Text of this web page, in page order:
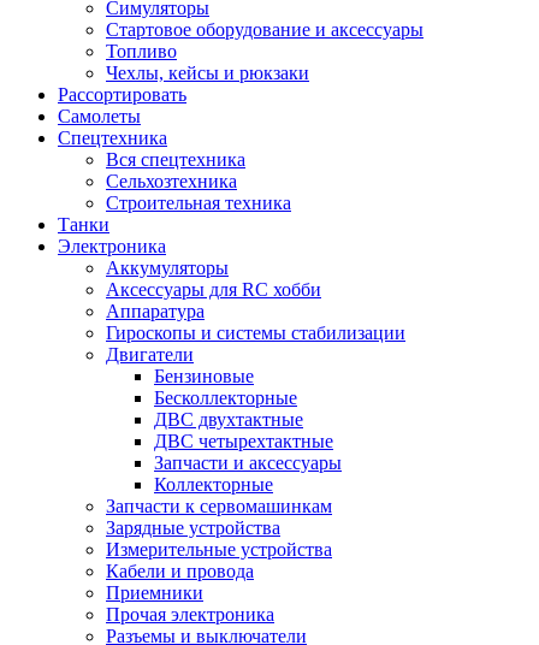
Симуляторы
Стартовое оборудование и аксессуары
Топливо
Чехлы, кейсы и рюкзаки
Рассортировать
Самолеты
Спецтехника
Вся спецтехника
Сельхозтехника
Строительная техника
Танки
Электроника
Аккумуляторы
Аксессуары для RC хобби
Аппаратура
Гироскопы и системы стабилизации
Двигатели
Бензиновые
Бесколлекторные
ДВС двухтактные
ДВС четырехтактные
Запчасти и аксессуары
Коллекторные
Запчасти к сервомашинкам
Зарядные устройства
Измерительные устройства
Кабели и провода
Приемники
Прочая электроника
Разъемы и выключатели